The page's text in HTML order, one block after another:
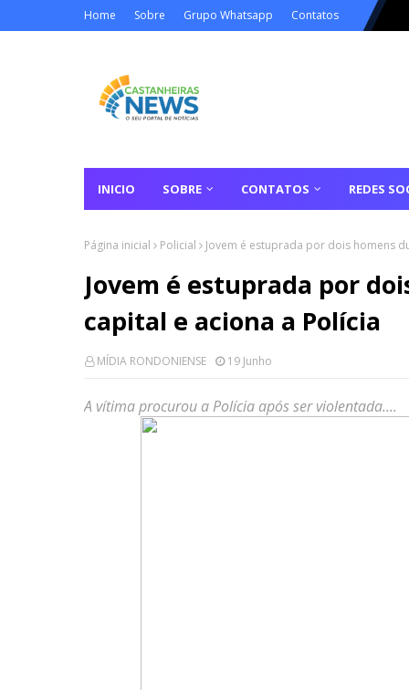
Home Sobre Grupo Whatsapp Contatos
INICIO SOBRE CONTATOS REDES
Página inicial Policial Jovem é estuprada por dois homens
Jovem é estuprada por
capital e aciona a Polícia
MÍDIA RONDONIENSE 19 Junho
A vítima procurou a Polícia após ser violentada....